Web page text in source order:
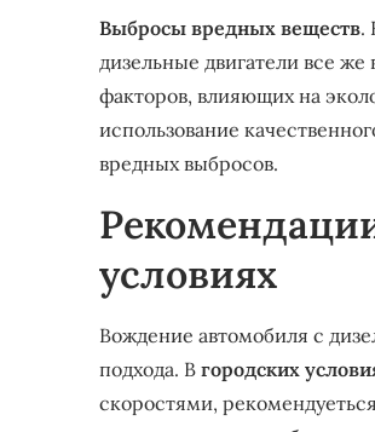
Выбросы вредных веществ.
дизельные двигатели все
факторов, влияющих на
использование
вредных выбросов.
условиях
Вождение автомобиля с
подхода. В городских
скоростями,